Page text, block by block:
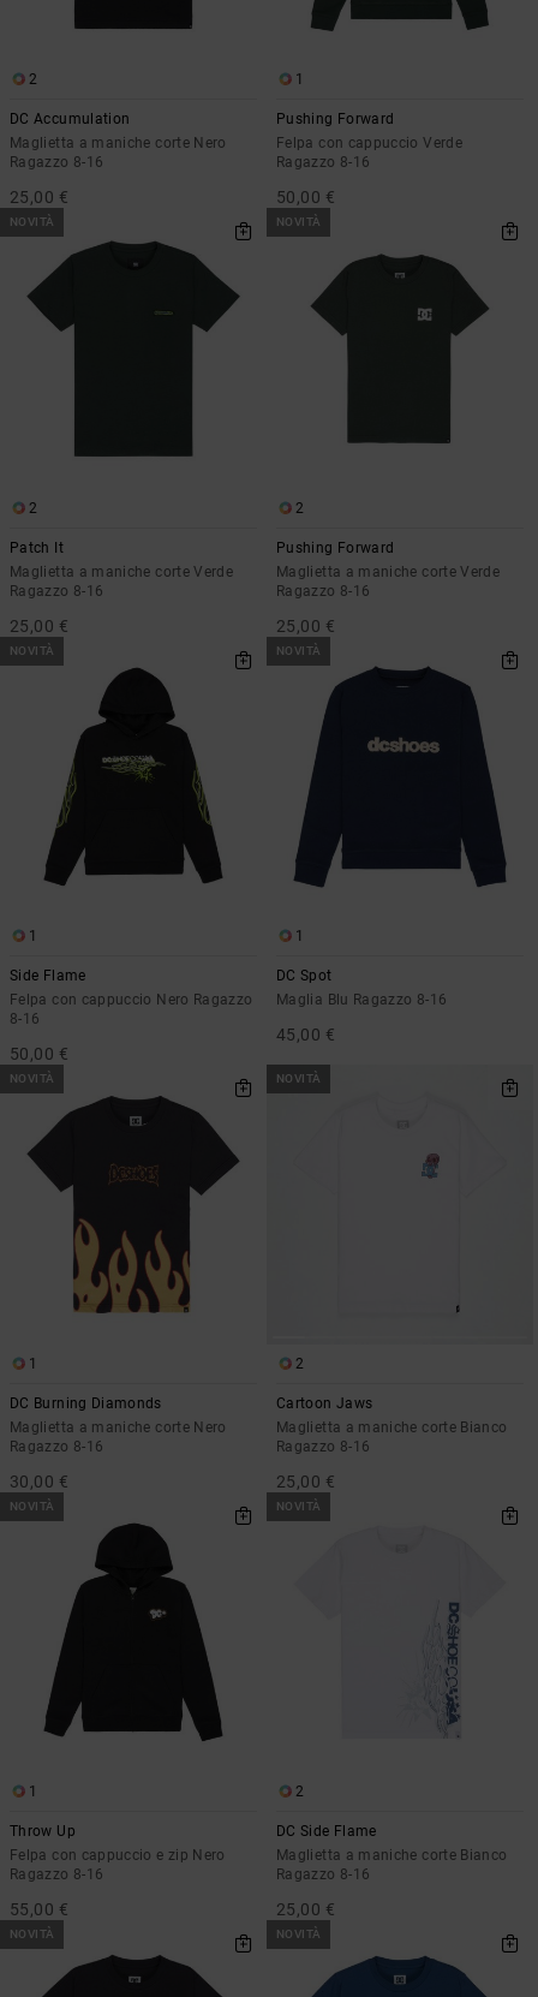
2
DC Accumulation
Maglietta a maniche corte Nero
Ragazzo 8-16
25,00 €
1
Pushing Forward
Felpa con cappuccio Verde
Ragazzo 8-16
50,00 €
NOVITÀ
2
Patch It
Maglietta a maniche corte Verde
Ragazzo 8-16
25,00 €
NOVITÀ
2
Pushing Forward
Maglietta a maniche corte Verde
Ragazzo 8-16
25,00 €
NOVITÀ
1
Side Flame
Felpa con cappuccio Nero Ragazzo
8-16
50,00 €
NOVITÀ
1
DC Spot
Maglia Blu Ragazzo 8-16
45,00 €
NOVITÀ
1
DC Burning Diamonds
Maglietta a maniche corte Nero
Ragazzo 8-16
30,00 €
NOVITÀ
2
Cartoon Jaws
Maglietta a maniche corte Bianco
Ragazzo 8-16
25,00 €
NOVITÀ
1
Throw Up
Felpa con cappuccio e zip Nero
Ragazzo 8-16
55,00 €
NOVITÀ
2
DC Side Flame
Maglietta a maniche corte Bianco
Ragazzo 8-16
25,00 €
NOVITÀ NOVITÀ